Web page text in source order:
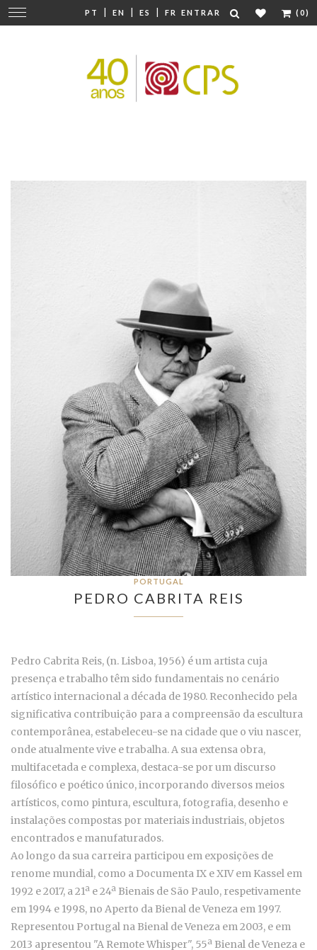
PT | EN | ES | FR ENTRAR (0)
Mudar
navegação
PORTUGAL
PEDRO CABRITA REIS
Pedro Cabrita Reis, (n. Lisboa, 1956) é um artista cuja
presença e trabalho têm sido fundamentais no cenário
artístico internacional a década de 1980. Reconhecido pela
significativa contribuição para a compreensão da escultura
contemporânea, estabeleceu-se na cidade que o viu nascer,
onde atualmente vive e trabalha. A sua extensa obra,
multifacetada e complexa, destaca-se por um discurso
filosófico e poético único, incorporando diversos meios
artísticos, como pintura, escultura, fotografia, desenho e
instalações compostas por materiais industriais, objetos
encontrados e manufaturados.
Ao longo da sua carreira participou em exposições de
renome mundial, como a Documenta IX e XIV em Kassel em
1992 e 2017, a 21ª e 24ª Bienais de São Paulo, respetivamente
em 1994 e 1998, no Aperto da Bienal de Veneza em 1997.
Representou Portugal na Bienal de Veneza em 2003, e em
2013 apresentou "A Remote Whisper", 55ª Bienal de Veneza e